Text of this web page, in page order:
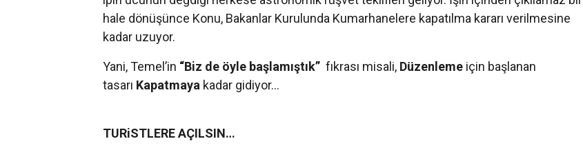
hale dönüşünce Konu, Bakanlar Kurulunda Kumarhanelere kapatılma kararı verilmesine
kadar uzuyor.
Yani, Temel’in “Biz de öyle başlamıştık” fıkrası misali, Düzenleme için başlanan
tasarı Kapatmaya kadar gidiyor…
TURiSTLERE AÇILSIN…